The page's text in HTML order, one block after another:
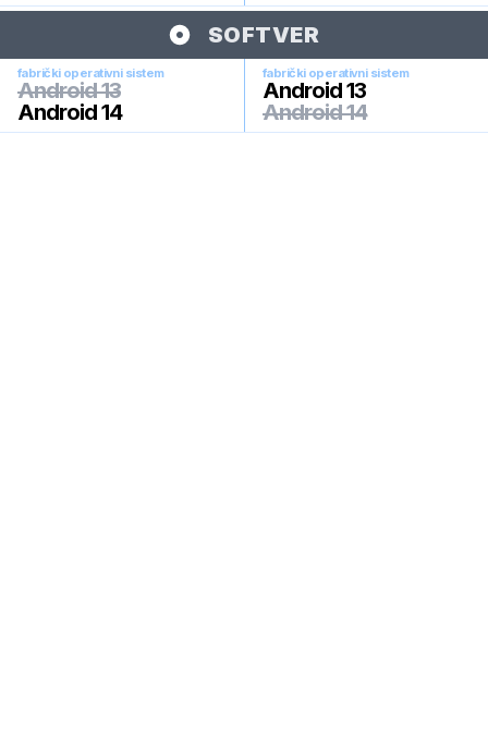
SOFTVER
fabrički operativni sistem
Android 13
Android 14
fabrički operativni sistem
Android 13
Android 14